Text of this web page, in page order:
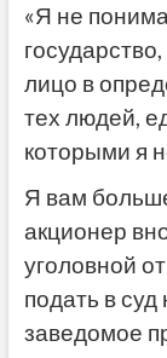
«Я не
лицо в
тех людей,
которыми я
Я вам
акционер
уголовной
подать в
заведомое